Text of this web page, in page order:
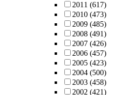
2011 (617)
2010 (473)
2009 (485)
2008 (491)
2007 (426)
2006 (457)
2005 (423)
2004 (500)
2003 (458)
2002 (421)